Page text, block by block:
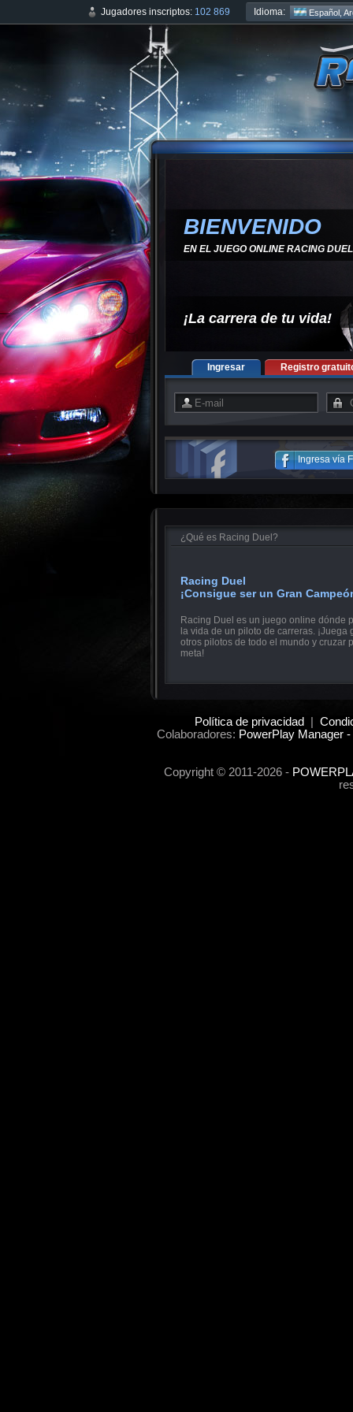
Jugadores inscriptos: 102 869 Idioma: Español,
BIENVENIDO
EN EL JUEGO ONLINE RACING DUEL
¡La carrera de tu vida!
Ingresar Registro
Ingresa vía
¿Qué es Racing Duel?
Racing Duel
¡Consigue ser un Gran
Racing Duel es un juego online dónde
la vida de un piloto de carreras. ¡Juega
otros pilotos de todo el mundo y cruzar
meta!
Política de privacidad
Colaboradores: PowerPlay Manager
Copyright © 2011-2026 -